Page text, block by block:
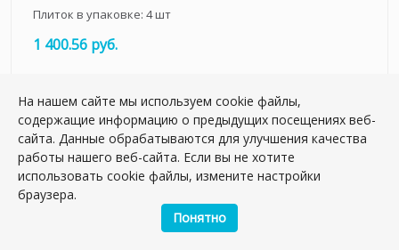
Плиток в упаковке: 4шт
1 400.56 руб.
– + шт.
На нашем сайте мы используем cookie файлы,
содержащие информацию о предыдущих посещениях веб-
сайта. Данные обрабатываются для улучшения качества
работы нашего веб-сайта. Если вы не хотите
использовать cookie файлы, измените настройки
браузера.
Понятно